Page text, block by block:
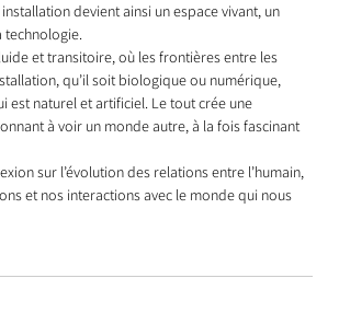
devient ainsi un espace vivant, un
technologie.
et transitoire, où les frontières entre les
qu’il soit biologique ou numérique,
est naturel et artificiel. Le tout crée une
à voir un monde autre, à la fois fascinant
sur l’évolution des relations entre l’humain,
et nos interactions avec le monde qui nous